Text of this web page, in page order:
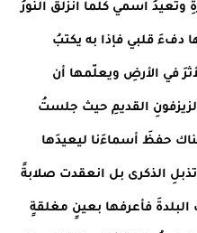
اسمي كلما انزلقَ النورُ
دفءَ قلبي فإذا به يكتبُ
في الأرضِ ويعلّمها أن
القديمِ حيث جلستُ
حفظَ أسماءَنا ليعيدَها
الذكرى بل انعقدت صلابةً
فأعرفها بعينٍ مغلقةٍ